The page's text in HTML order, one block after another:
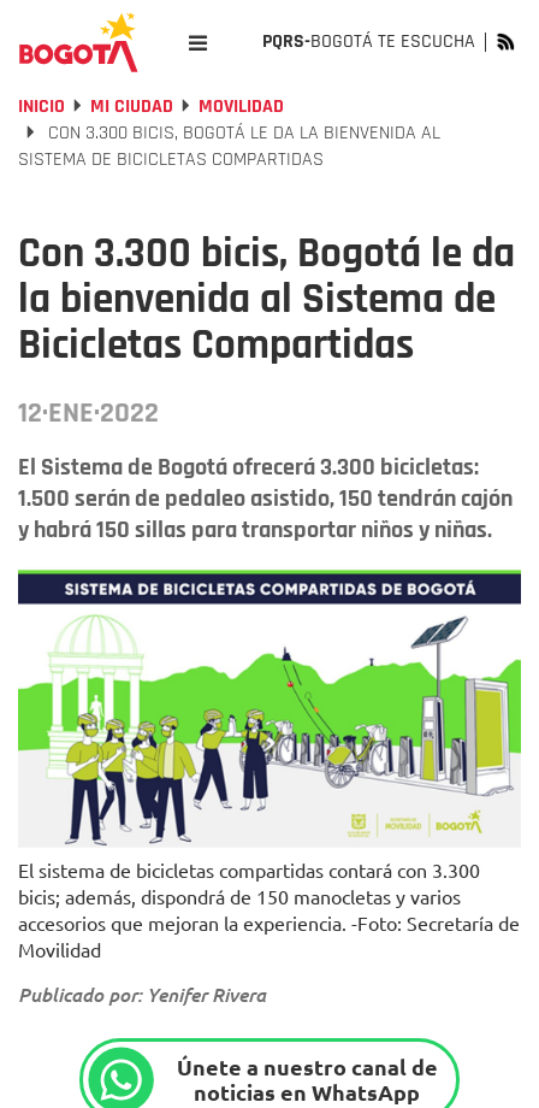
PQRS-BOGOTÁ TE ESCUCHA
INICIO MI CIUDAD
MOVILIDAD
CON 3.300 BICIS, BOGOTÁ LE DA LA BIENVENIDA AL
SISTEMA DE BICICLETAS COMPARTIDAS
Con 3.300 bicis, Bogotá le da
la bienvenida al Sistema de
Bicicletas Compartidas
12·ENE·2022
El Sistema de Bogotá ofrecerá 3.300 bicicletas:
1.500 serán de pedaleo asistido, 150 tendrán cajón
y habrá 150 sillas para transportar niños y niñas.
El sistema de bicicletas compartidas contará con 3.300
bicis; además, dispondrá de 150 manocletas y varios
accesorios que mejoran la experiencia. -Foto: Secretaría de
Movilidad
Publicado por: Yenifer Rivera
Únete a nuestro canal de
noticias en WhatsApp